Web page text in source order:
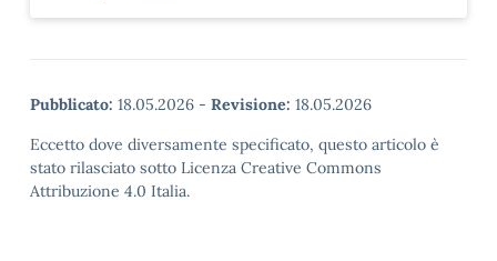
Pubblicato: 18.05.2026 - Revisione: 18.05.2026
Eccetto dove diversamente specificato, questo articolo è
stato rilasciato sotto Licenza Creative Commons
Attribuzione 4.0 Italia.